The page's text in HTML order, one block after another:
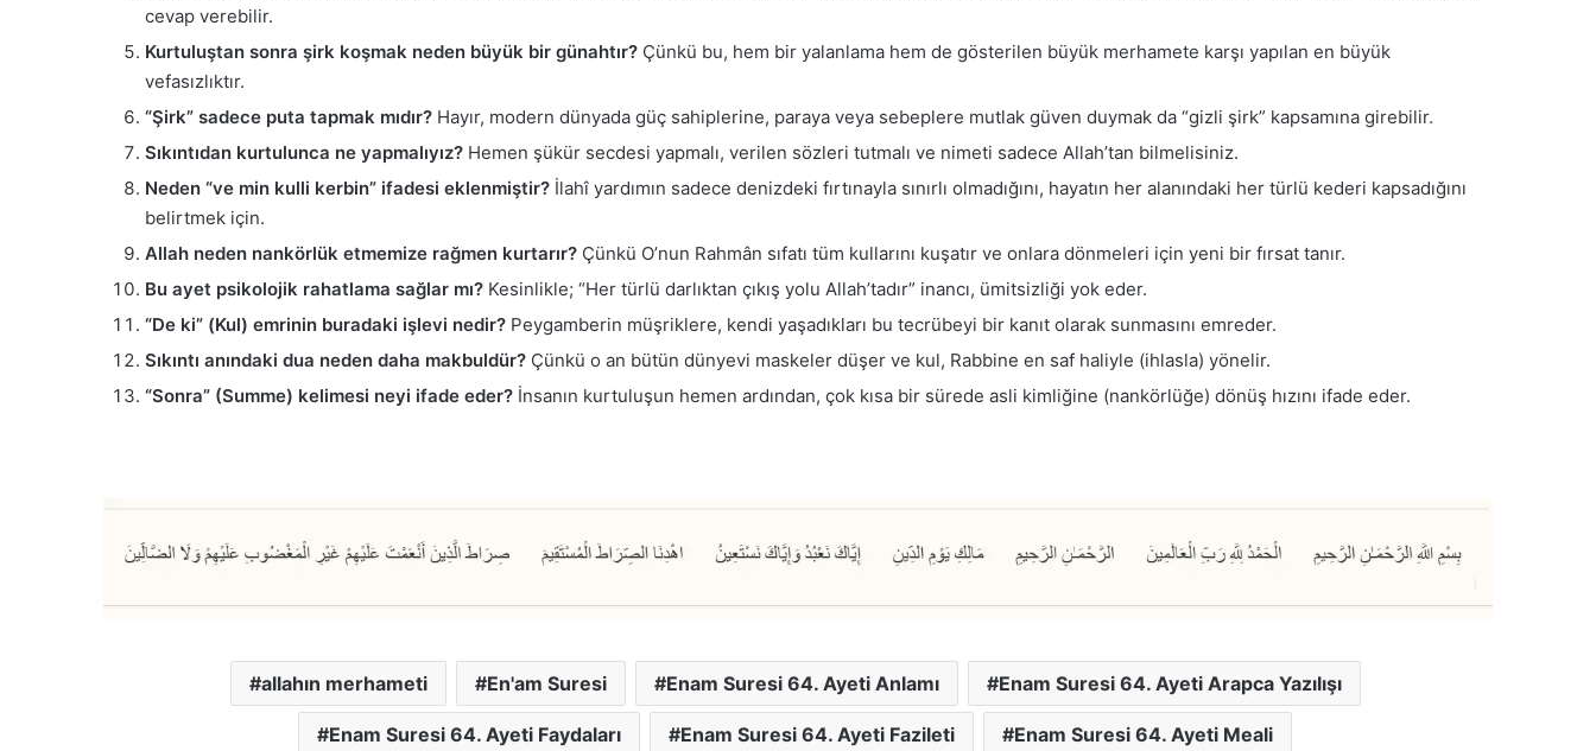
cevap verebilir.
Kurtuluştan sonra şirk koşmak neden büyük bir günahtır? Çünkü bu, hem bir yalanlama hem de gösterilen büyük merhamete karşı yapılan en büyük
vefasızlıktır.
“Şirk” sadece puta tapmak mıdır? Hayır, modern dünyada güç sahiplerine, paraya veya sebeplere mutlak güven duymak da “gizli şirk” kapsamına girebilir.
Sıkıntıdan kurtulunca ne yapmalıyız? Hemen şükür secdesi yapmalı, verilen sözleri tutmalı ve nimeti sadece Allah’tan bilmelisiniz.
Neden “ve min kulli kerbin” ifadesi eklenmiştir? İlahî yardımın sadece denizdeki fırtınayla sınırlı olmadığını, hayatın her alanındaki her türlü kederi kapsadığını
belirtmek için.
Allah neden nankörlük etmemize rağmen kurtarır? Çünkü O’nun Rahmân sıfatı tüm kullarını kuşatır ve onlara dönmeleri için yeni bir fırsat tanır.
Bu ayet psikolojik rahatlama sağlar mı? Kesinlikle; “Her türlü darlıktan çıkış yolu Allah’tadır” inancı, ümitsizliği yok eder.
“De ki” (Kul) emrinin buradaki işlevi nedir? Peygamberin müşriklere, kendi yaşadıkları bu tecrübeyi bir kanıt olarak sunmasını emreder.
Sıkıntı anındaki dua neden daha makbuldür? Çünkü o an bütün dünyevi maskeler düşer ve kul, Rabbine en saf haliyle (ihlasla) yönelir.
“Sonra” (Summe) kelimesi neyi ifade eder? İnsanın kurtuluşun hemen ardından, çok kısa bir sürede asli kimliğine (nankörlüğe) dönüş hızını ifade eder.
allahın merhameti En'am Suresi Enam Suresi 64. Ayeti Anlamı Enam Suresi 64. Ayeti Arapca Yazılışı
Enam Suresi 64. Ayeti Faydaları Enam Suresi 64. Ayeti Fazileti Enam Suresi 64. Ayeti Meali